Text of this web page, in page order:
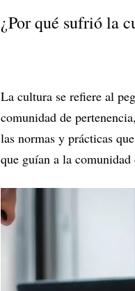
¿Por qué sufrió la
La cultura se refiere al
comunidad de
las normas y prácticas
que guían a la comunidad